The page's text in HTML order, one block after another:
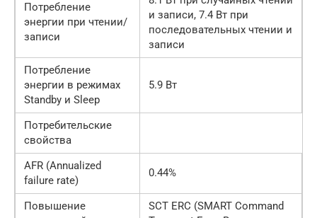
Потребление
энергии при чтении/
записи
и записи, 7.4 Вт при
последовательных чтении и
записи
Потребление
энергии в режимах
Standby и Sleep
5.9 Вт
Потребительские
свойства
AFR (Annualized
failure rate)
0.44%
Повышение
SCT ERC (SMART Command